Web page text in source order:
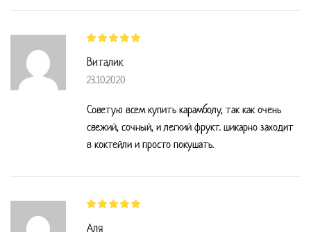
Виталик
23.10.2020
Советую всем купить карамболу, так как очень
свежий, сочный, и легкий фрукт. шикарно заходит
в коктейли и просто покушать.
Аля